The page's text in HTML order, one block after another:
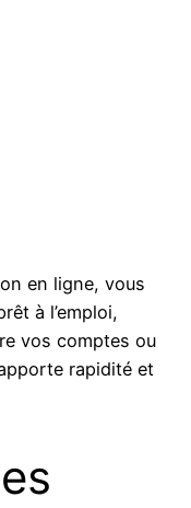
en ligne, vous
à l’emploi,
vos comptes ou
rapidité et